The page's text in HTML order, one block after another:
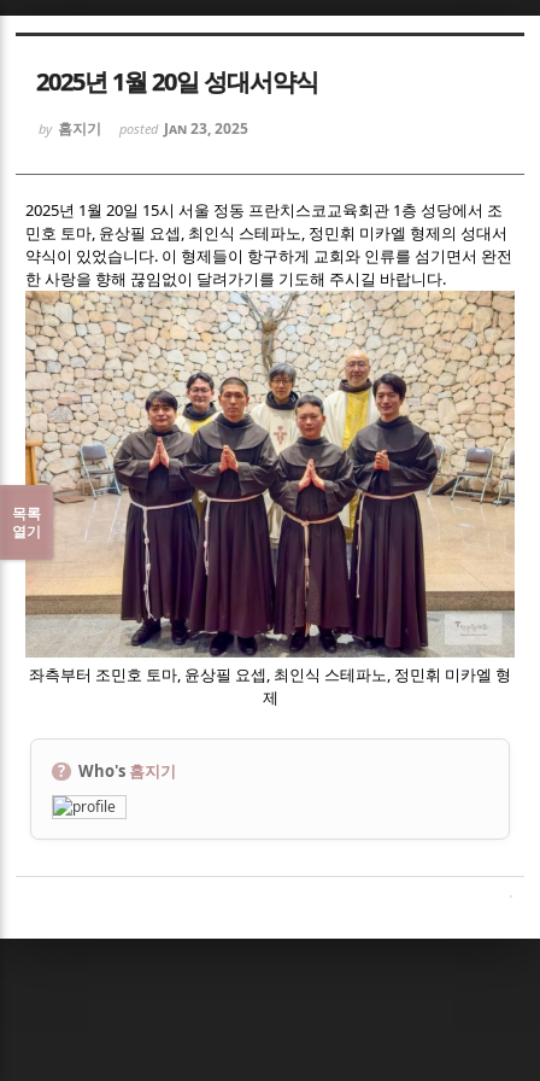
2025년 1월 20일 성대서약식
by 홈지기 posted Jan 23, 2025
2025년 1월 20일 15시 서울 정동 프란치스코교육회관 1층 성당에서 조
민호 토마, 윤상필 요셉, 최인식 스테파노, 정민휘 미카엘 형제의 성대서
약식이 있었습니다. 이 형제들이 항구하게 교회와 인류를 섬기면서 완전
한 사랑을 향해 끊임없이 달려가기를 기도해 주시길 바랍니다.
좌측부터 조민호 토마, 윤상필 요셉, 최인식 스테파노, 정민휘 미카엘 형
제
? Who's 홈지기
목록
열기
Sketchbook5, 스케치북5
Sketchbook5, 스케치북5
Sketchbook5, 스케치북5
Sketchbook5, 스케치북5